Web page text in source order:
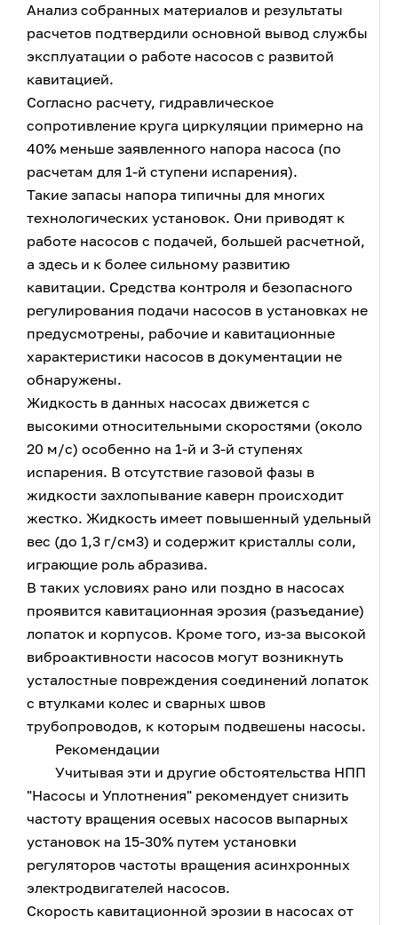
Анализ собранных материалов и результаты
расчетов подтвердили основной вывод службы
эксплуатации о работе насосов с развитой
кавитацией.
Согласно расчету, гидравлическое
сопротивление круга циркуляции примерно на
40% меньше заявленного напора насоса (по
расчетам для 1-й ступени испарения).
Такие запасы напора типичны для многих
технологических установок. Они приводят к
работе насосов с подачей, большей расчетной,
а здесь и к более сильному развитию
кавитации. Средства контроля и безопасного
регулирования подачи насосов в установках не
предусмотрены, рабочие и кавитационные
характеристики насосов в документации не
обнаружены.
Жидкость в данных насосах движется с
высокими относительными скоростями (около
20 м/с) особенно на 1-й и 3-й ступенях
испарения. В отсутствие газовой фазы в
жидкости захлопывание каверн происходит
жестко. Жидкость имеет повышенный удельный
вес (до 1,3 г/см3) и содержит кристаллы соли,
играющие роль абразива.
В таких условиях рано или поздно в насосах
проявится кавитационная эрозия (разъедание)
лопаток и корпусов. Кроме того, из-за высокой
виброактивности насосов могут возникнуть
усталостные повреждения соединений лопаток
с втулками колес и сварных швов
трубопроводов, к которым подвешены насосы.
Рекомендации
Учитывая эти и другие обстоятельства НПП
"Насосы и Уплотнения" рекомендует снизить
частоту вращения осевых насосов выпарных
установок на 15-30% путем установки
регуляторов частоты вращения асинхронных
электродвигателей насосов.
Скорость кавитационной эрозии в насосах от